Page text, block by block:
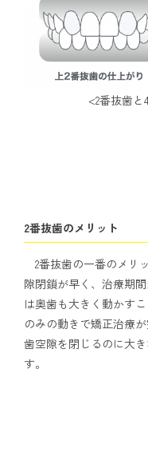
<2番抜歯
2番抜歯のメリット
2番抜歯の一番のメリ
隙閉鎖が早く、治療期
は奥歯も大きく動かす
のみの動きで矯正治療
歯空隙を閉じるのに大
す。